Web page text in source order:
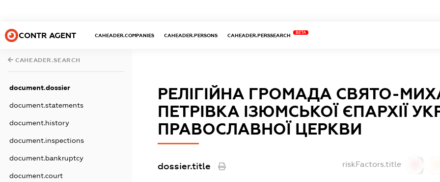
CONTR AGENT CAHEADER.COMPANIES CAHEADER.PERSONS CAHEADER.PERSSEARCH
BETA
CAHEADER.SEARCH
document.dossier
document.statements
document.history
document.inspections
document.bankruptcy
document.court
РЕЛІГІЙНА ГРОМАДА СВЯТО-
ПЕТРІВКА ІЗЮМСЬКОЇ ЄПАРХІЇ
ПРАВОСЛАВНОЇ ЦЕРКВИ
dossier.title riskFactors.title